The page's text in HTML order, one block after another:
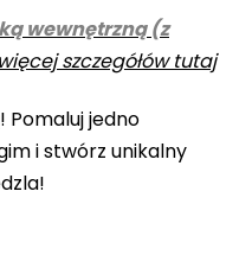
wewnętrzną (z
więcej szczegółów tutaj
jedno
i stwórz unikalny